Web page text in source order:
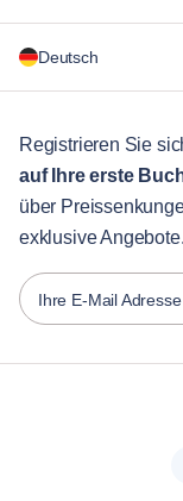
Für Unternehmen
Gästebetreuung
Stadt-Guide
Partner
Vermieter von Möbeln
Vermieter
Franchise-Partner
Deutsch
English
Português
Español
Français
Türkçe
Registrieren Sie
auf Ihre erste
über
exklusive Angebote.
Ihre E-Mail Adresse